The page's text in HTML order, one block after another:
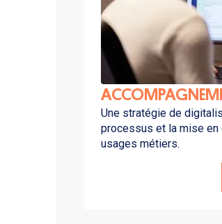
Une stratégie de
processus et la mise en
usages métiers.